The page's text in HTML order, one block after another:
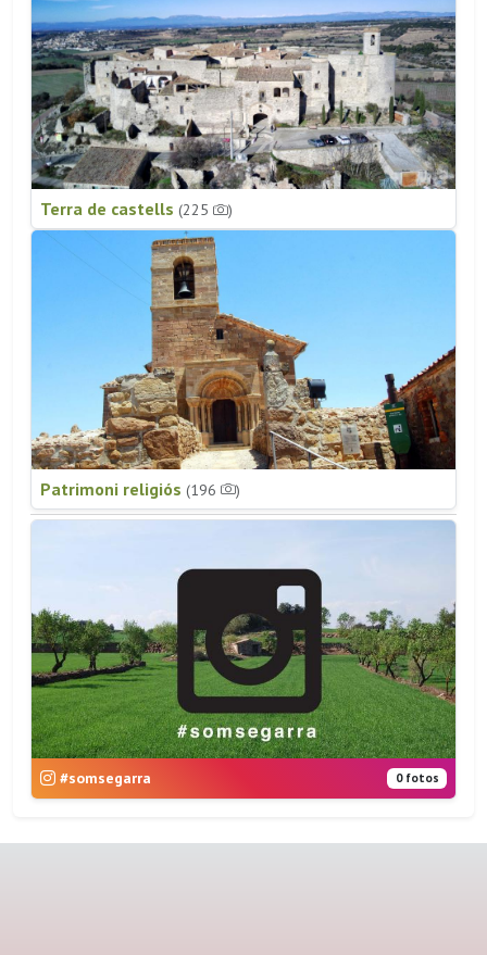
Terra de castells (225 )
Patrimoni religiós (196 )
#somsegarra 0 fotos